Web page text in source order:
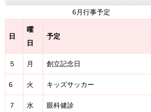
6月行事予定
日
曜
日
予定
５ 月 創立記念日
6 火 キッズサッカー
７ 水 眼科健診